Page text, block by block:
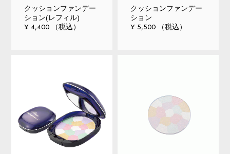
クッションファンデー
ション(レフィル)
¥ 4,400 （税込）
クッションファンデー
ション
¥ 5,500 （税込）